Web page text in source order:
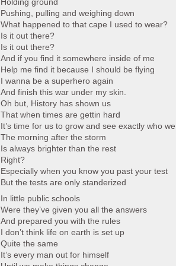
Pushing, pulling and weighing down
What happened to that cape I used to wear?
Is it out there?
Is it out there?
And if you find it somewhere inside of me
Help me find it because I should be flying
I wanna be a superhero again
And finish this war under my skin.
Oh but, History has shown us
That when times are gettin hard
It’s time for us to grow and see exactly who
The morning after the storm
Is always brighter than the rest
Right?
Especially when you know you past your test
But the tests are only standerized
In little public schools
Were they’ve given you all the answers
And prepared you with the rules
I don’t think life on earth is set up
Quite the same
It’s every man out for himself